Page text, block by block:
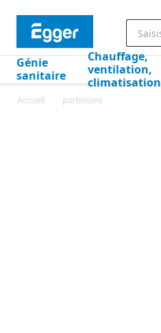
Génie
sanitaire
Chauffage,
ventilation,
climatisation
Accueil partenaire